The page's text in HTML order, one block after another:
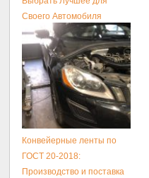
Своего Автомобиля
Конвейерные ленты по
ГОСТ 20-2018:
Производство и поставка